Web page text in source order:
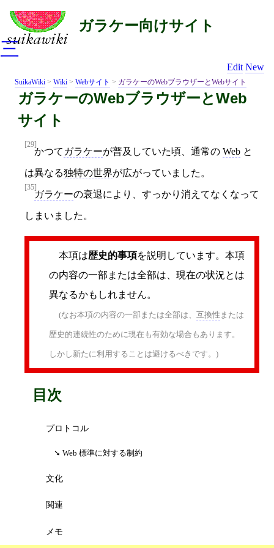
ガラケー向けサイト
Edit New
SuikaWiki > Wiki > Webサイト > ガラケーのWebブラウザーとWebサイト
ガラケーのWebブラウザーとWeb
サイト
[29]
かつて ガラケーが普及していた頃、通常の Web と
は異なる独特の世界が広がっていました。
[35]
ガラケーの衰退により、すっかり消えてなくなって
しまいました。
本項は歴史的事項を説明しています。本項
の内容の一部または全部は、現在の状況とは
異なるかもしれません。
(なお本項の内容の一部または全部は、 互換性 または
歴史的連続性のために現在も有効な場合もあります。
しかし新たに利用することは避けるべきです。)
目次
プロトコル
Web 標準に対する制約
文化
関連
メモ
三